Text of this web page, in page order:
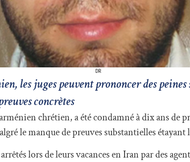
DR
les juges peuvent prononcer des
concrètes
chrétien, a été condamné à dix ans de
le manque de preuves substantielles étayant
lors de leurs vacances en Iran par des